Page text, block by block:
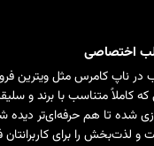
اختصاصی
در ناپ کامرس مثل ویترین
که کاملاً متناسب با برند و
تا هم حرفه‌ای‌تر دیده
و لذت‌بخش را برای کاربرانتان